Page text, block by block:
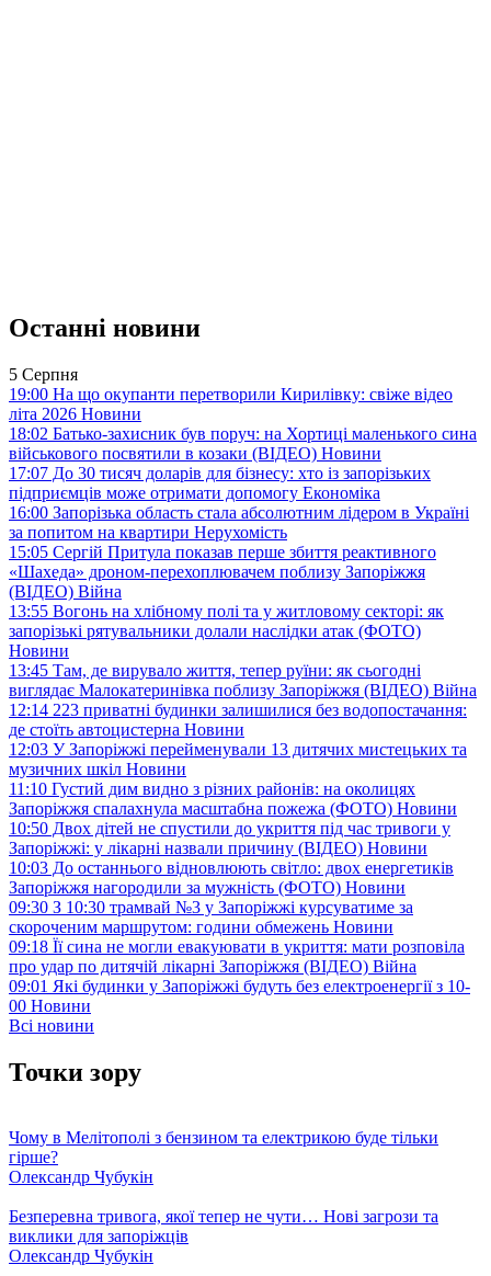
Останні новини
5 Серпня
19:00 На що окупанти перетворили Кирилівку: свіже відео
літа 2026 Новини
18:02 Батько-захисник був поруч: на Хортиці маленького сина
військового посвятили в козаки (ВІДЕО) Новини
17:07 До 30 тисяч доларів для бізнесу: хто із запорізьких
підприємців може отримати допомогу Економіка
16:00 Запорізька область стала абсолютним лідером в Україні
за попитом на квартири Нерухомість
15:05 Сергій Притула показав перше збиття реактивного
«Шахеда» дроном-перехоплювачем поблизу Запоріжжя
(ВІДЕО) Війна
13:55 Вогонь на хлібному полі та у житловому секторі: як
запорізькі рятувальники долали наслідки атак (ФОТО)
Новини
13:45 Там, де вирувало життя, тепер руїни: як сьогодні
виглядає Малокатеринівка поблизу Запоріжжя (ВІДЕО) Війна
12:14 223 приватні будинки залишилися без водопостачання:
де стоїть автоцистерна Новини
12:03 У Запоріжжі перейменували 13 дитячих мистецьких та
музичних шкіл Новини
11:10 Густий дим видно з різних районів: на околицях
Запоріжжя спалахнула масштабна пожежа (ФОТО) Новини
10:50 Двох дітей не спустили до укриття під час тривоги у
Запоріжжі: у лікарні назвали причину (ВІДЕО) Новини
10:03 До останнього відновлюють світло: двох енергетиків
Запоріжжя нагородили за мужність (ФОТО) Новини
09:30 З 10:30 трамвай №3 у Запоріжжі курсуватиме за
скороченим маршрутом: години обмежень Новини
09:18 Її сина не могли евакуювати в укриття: мати розповіла
про удар по дитячій лікарні Запоріжжя (ВІДЕО) Війна
09:01 Які будинки у Запоріжжі будуть без електроенергії з 10-
00 Новини
Всі новини
Точки зору
Чому в Мелітополі з бензином та електрикою буде тільки
гірше?
Олександр Чубукін
Безперевна тривога, якої тепер не чути… Нові загрози та
виклики для запоріжців
Олександр Чубукін